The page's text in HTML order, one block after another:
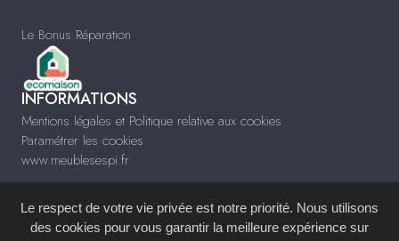
Le Bonus Réparation
INFORMATIONS
Mentions légales et Politique relative aux cookies
Paramétrer les cookies
www.meublesespi.fr
Le respect de votre vie privée est notre priorité. Nous utilisons
des cookies pour vous garantir la meilleure expérience sur